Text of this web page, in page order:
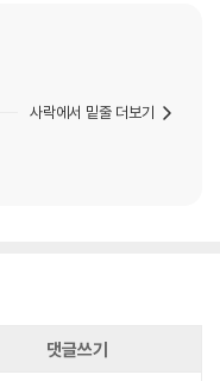
사락에서 밑줄 더보기
댓글쓰기